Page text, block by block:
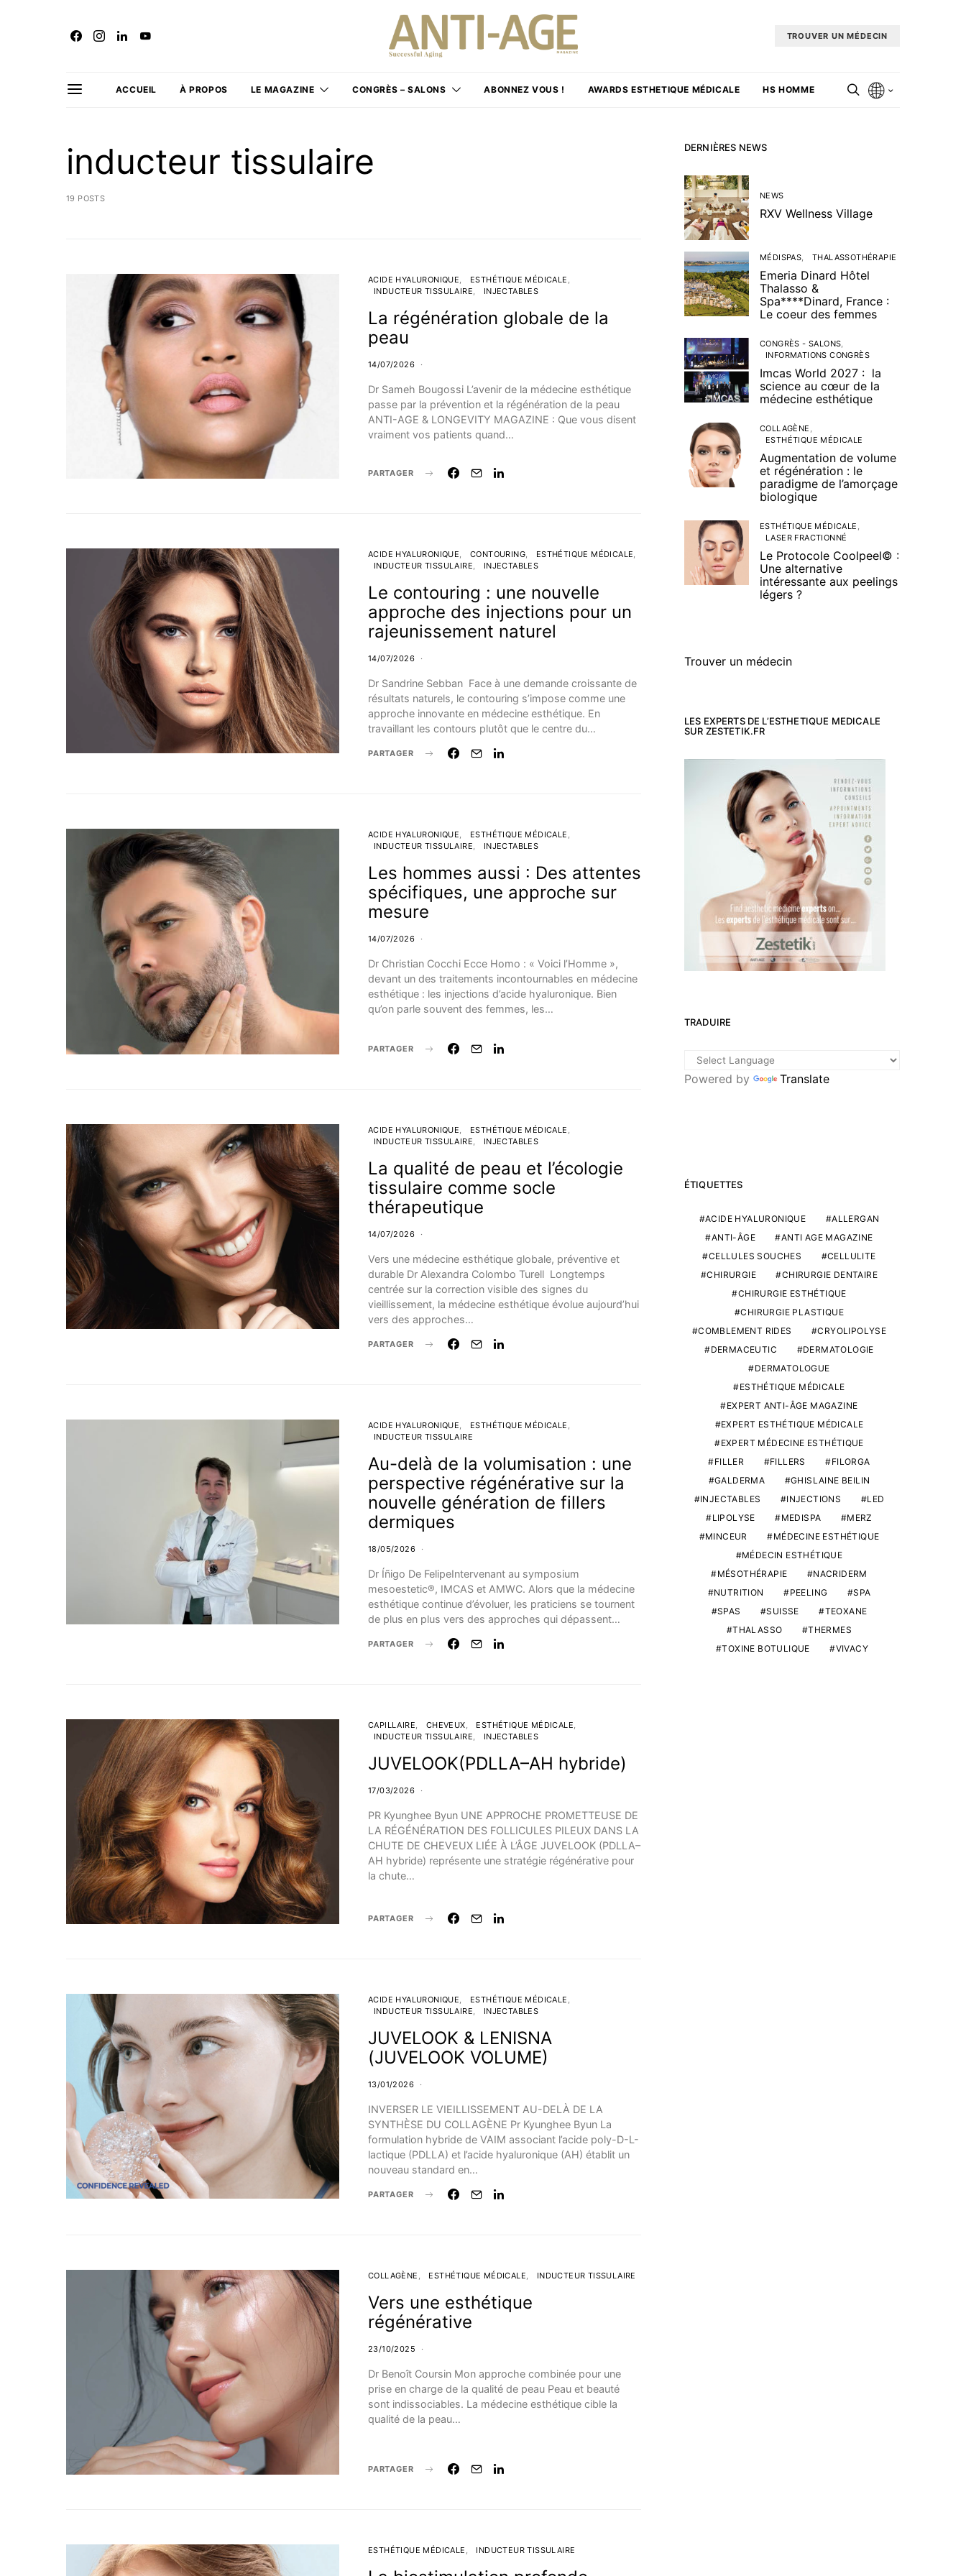
TROUVER UN MÉDECIN
ACCUEIL À PROPOS LE MAGAZINE CONGRÈS – SALONS ABONNEZ VOUS ! AWARDS ESTHETIQUE MÉDICALE HS HOMME
inducteur tissulaire
19 POSTS
ACIDE HYALURONIQUE
ESTHÉTIQUE MÉDICALE
INDUCTEUR TISSULAIRE
INJECTABLES
La régénération globale de la
peau
14/07/2026
Dr Sameh Bougossi L’avenir de la médecine esthétique
passe par la prévention et la régénération de la peau
ANTI-AGE & LONGEVITY MAGAZINE : Que vous disent
vraiment vos patients quand…
PARTAGER
ACIDE HYALURONIQUE CONTOURING
ESTHÉTIQUE MÉDICALE
INDUCTEUR TISSULAIRE
INJECTABLES
Le contouring : une nouvelle
approche des injections pour un
rajeunissement naturel
14/07/2026
Dr Sandrine Sebban Face à une demande croissante de
résultats naturels, le contouring s’impose comme une
approche innovante en médecine esthétique. En
travaillant les contours plutôt que le centre du…
PARTAGER
ACIDE HYALURONIQUE
ESTHÉTIQUE MÉDICALE
INDUCTEUR TISSULAIRE
INJECTABLES
Les hommes aussi : Des attentes
spécifiques, une approche sur
mesure
14/07/2026
Dr Christian Cocchi Ecce Homo : « Voici l’Homme »,
devant un des traitements incontournables en médecine
esthétique : les injections d’acide hyaluronique. Bien
qu’on parle souvent des femmes, les…
PARTAGER
ACIDE HYALURONIQUE
ESTHÉTIQUE MÉDICALE
INDUCTEUR TISSULAIRE
INJECTABLES
La qualité de peau et l’écologie
tissulaire comme socle
thérapeutique
14/07/2026
Vers une médecine esthétique globale, préventive et
durable Dr Alexandra Colombo Turell Longtemps
centrée sur la correction visible des signes du
vieillissement, la médecine esthétique évolue aujourd’hui
vers des approches…
PARTAGER
ACIDE HYALURONIQUE
ESTHÉTIQUE MÉDICALE
INDUCTEUR TISSULAIRE
Au-delà de la volumisation : une
perspective régénérative sur la
nouvelle génération de fillers
dermiques
18/05/2026
Dr Íñigo De FelipeIntervenant au symposium
mesoestetic®, IMCAS et AMWC. Alors que la médecine
esthétique continue d’évoluer, les praticiens se tournent
de plus en plus vers des approches qui dépassent…
PARTAGER
CAPILLAIRE CHEVEUX
ESTHÉTIQUE MÉDICALE
INDUCTEUR TISSULAIRE
INJECTABLES
JUVELOOK(PDLLA–AH hybride)
17/03/2026
PR Kyunghee Byun UNE APPROCHE PROMETTEUSE DE
LA RÉGÉNÉRATION DES FOLLICULES PILEUX DANS LA
CHUTE DE CHEVEUX LIÉE À L’ÂGE JUVELOOK (PDLLA–
AH hybride) représente une stratégie régénérative pour
la chute…
PARTAGER
ACIDE HYALURONIQUE
ESTHÉTIQUE MÉDICALE
INDUCTEUR TISSULAIRE
INJECTABLES
JUVELOOK & LENISNA
(JUVELOOK VOLUME)
13/01/2026
INVERSER LE VIEILLISSEMENT AU-DELÀ DE LA
SYNTHÈSE DU COLLAGÈNE Pr Kyunghee Byun La
formulation hybride de VAIM associant l’acide poly-D-L-
lactique (PDLLA) et l’acide hyaluronique (AH) établit un
nouveau standard en…
PARTAGER
COLLAGÈNE ESTHÉTIQUE MÉDICALE INDUCTEUR TISSULAIRE
Vers une esthétique
régénérative
23/10/2025
Dr Benoît Coursin Mon approche combinée pour une
prise en charge de la qualité de peau Peau et beauté
sont indissociables. La médecine esthétique cible la
qualité de la peau…
PARTAGER
ESTHÉTIQUE MÉDICALE INDUCTEUR TISSULAIRE
DERNIÈRES NEWS
NEWS
RXV Wellness Village
MÉDISPAS THALASSOTHÉRAPIE
Emeria Dinard Hôtel
Thalasso &
Spa****Dinard, France :
Le coeur des femmes
CONGRÈS - SALONS
INFORMATIONS CONGRÈS
Imcas World 2027 : la
science au cœur de la
médecine esthétique
COLLAGÈNE
ESTHÉTIQUE MÉDICALE
Augmentation de volume
et régénération : le
paradigme de l’amorçage
biologique
ESTHÉTIQUE MÉDICALE
LASER FRACTIONNÉ
Le Protocole Coolpeel© :
Une alternative
intéressante aux peelings
légers ?
Trouver un médecin
LES EXPERTS DE L’ESTHETIQUE MEDICALE
SUR ZESTETIK.FR
TRADUIRE
Powered by Translate
ÉTIQUETTES
ACIDE HYALURONIQUE
ALLERGAN
ANTI-ÂGE
ANTI AGE MAGAZINE
CELLULES SOUCHES
CELLULITE
CHIRURGIE
CHIRURGIE DENTAIRE
CHIRURGIE ESTHÉTIQUE
CHIRURGIE PLASTIQUE
COMBLEMENT RIDES
CRYOLIPOLYSE
DERMACEUTIC
DERMATOLOGIE
DERMATOLOGUE
ESTHÉTIQUE MÉDICALE
EXPERT ANTI-ÂGE MAGAZINE
EXPERT ESTHÉTIQUE MÉDICALE
EXPERT MÉDECINE ESTHÉTIQUE
FILLER
FILLERS
FILORGA
GALDERMA
GHISLAINE BEILIN
INJECTABLES
INJECTIONS
LED
LIPOLYSE
MEDISPA
MERZ
MINCEUR
MÉDECINE ESTHÉTIQUE
MÉDECIN ESTHÉTIQUE
MÉSOTHÉRAPIE
NACRIDERM
NUTRITION
PEELING
SPA
SPAS
SUISSE
TEOXANE
THALASSO
THERMES
TOXINE BOTULIQUE
VIVACY